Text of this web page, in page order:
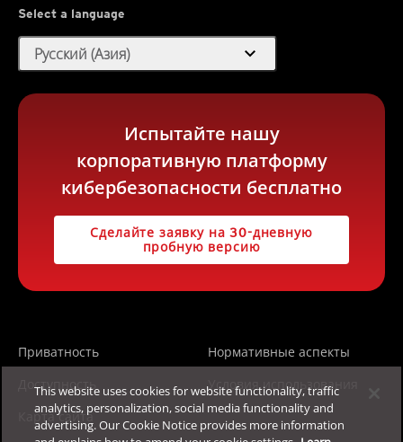
Select a language
Русский (Азия) expand_more
Испытайте нашу
корпоративную платформу
кибербезопасности бесплатно
Сделайте заявку на 30-дневную
пробную версию
Приватность
Нормативные аспекты
Доступность
Условия использования
Карта сайта
This website uses cookies for website functionality, traffic
analytics, personalization, social media functionality and
advertising. Our Cookie Notice provides more information